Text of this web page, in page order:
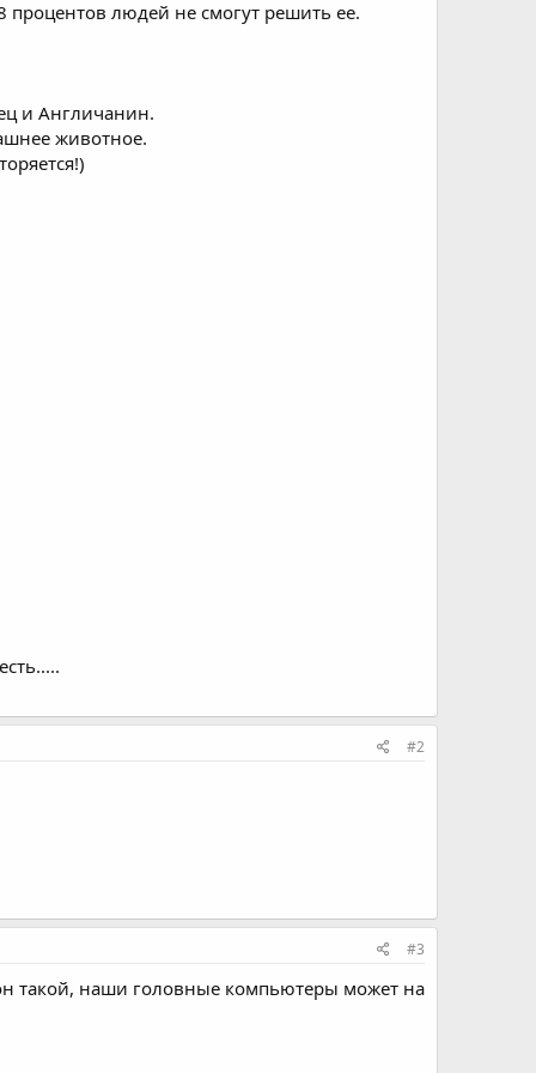
процентов людей не смогут решить ее.
и Англичанин.
животное.
#2
#3
такой, наши головные компьютеры может на